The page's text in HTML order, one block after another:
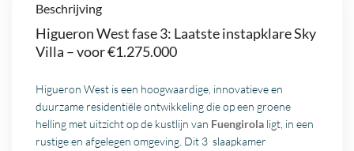
Beschrijving
Higueron West fase 3: Laatste instapklare Sky
Villa – voor €1.275.000
Higueron West is een hoogwaardige, innovatieve en
duurzame residentiële ontwikkeling die op een groene
helling met uitzicht op de kustlijn van Fuengirola ligt, in een
rustige en afgelegen omgeving. Dit 3 slaapkamer